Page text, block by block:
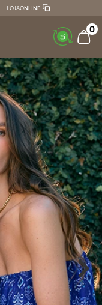
LOJAONLINE
0